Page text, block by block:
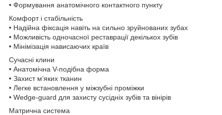
• Формування анатомічного контактного пункту
Комфорт і стабільність
• Надійна фіксація навіть на сильно зруйнованих зубах
• Можливість одночасної реставрації декількох зубів
• Мінімізація нависаючих країв
Сучасні клини
• Анатомічна V-подібна форма
• Захист м’яких тканин
• Легке встановлення у міжзубні проміжки
• Wedge-guard для захисту сусідніх зубів та вінірів
Матрична система